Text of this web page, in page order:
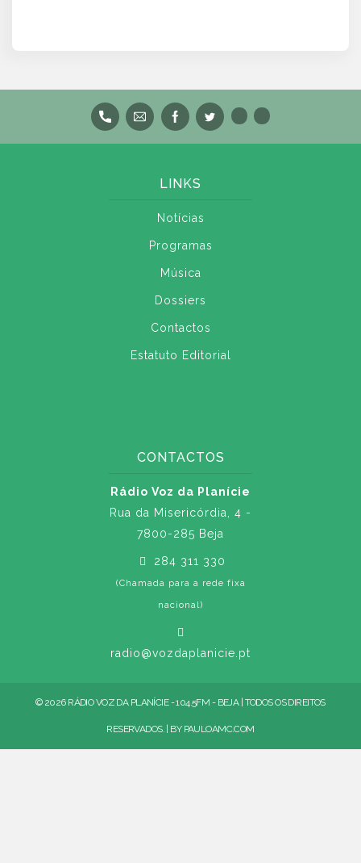
LINKS
Notícias
Programas
Música
Dossiers
Contactos
Estatuto Editorial
CONTACTOS
Rádio Voz da Planície
Rua da Misericórdia, 4 -
7800-285 Beja
284 311 330
(Chamada para a rede fixa
nacional)
radio@vozdaplanicie.pt
© 2026 RÁDIO VOZ DA PLANÍCIE - 104.5FM - BEJA | TODOS OS DIREITOS
RESERVADOS. | BY PAULOAMC.COM